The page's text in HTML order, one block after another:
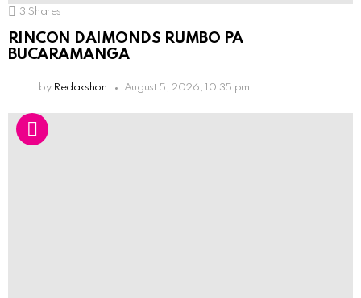
3 Shares
RINCON DAIMONDS RUMBO PA
BUCARAMANGA
by Redakshon August 5, 2026, 10:35 pm